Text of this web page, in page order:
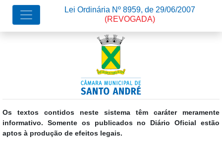
Os textos contidos neste sistema têm caráter meramente
informativo. Somente os publicados no Diário Oficial estão
aptos à produção de efeitos legais.
Lei Ordinária Nº 8959, de 29/06/2007
(REVOGADA)